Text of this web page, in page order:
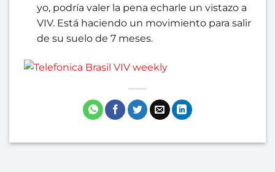
yo, podría valer la pena echarle un vistazo a
VIV. Está haciendo un movimiento para salir
de su suelo de 7 meses.